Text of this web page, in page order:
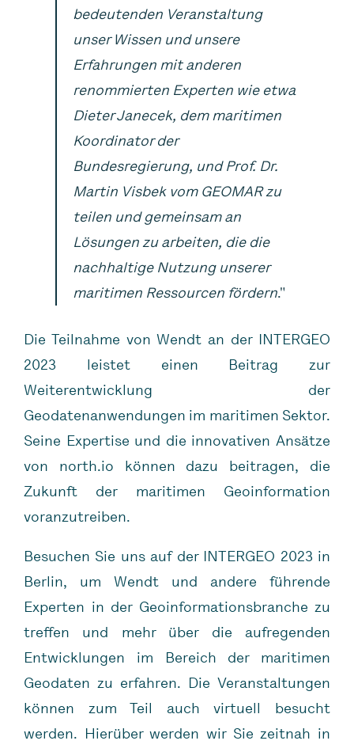
bedeutenden Veranstaltung
unser Wissen und unsere
Erfahrungen mit anderen
renommierten Experten wie etwa
Dieter Janecek, dem maritimen
Koordinator der
Bundesregierung, und Prof. Dr.
Martin Visbek vom GEOMAR zu
teilen und gemeinsam an
Lösungen zu arbeiten, die die
nachhaltige Nutzung unserer
maritimen Ressourcen fördern."
Die Teilnahme von Wendt an der INTERGEO
2023 leistet einen Beitrag zur
Weiterentwicklung der
Geodatenanwendungen im maritimen Sektor.
Seine Expertise und die innovativen Ansätze
von north.io können dazu beitragen, die
Zukunft der maritimen Geoinformation
voranzutreiben.
Besuchen Sie uns auf der INTERGEO 2023 in
Berlin, um Wendt und andere führende
Experten in der Geoinformationsbranche zu
treffen und mehr über die aufregenden
Entwicklungen im Bereich der maritimen
Geodaten zu erfahren. Die Veranstaltungen
können zum Teil auch virtuell besucht
werden. Hierüber werden wir Sie zeitnah in